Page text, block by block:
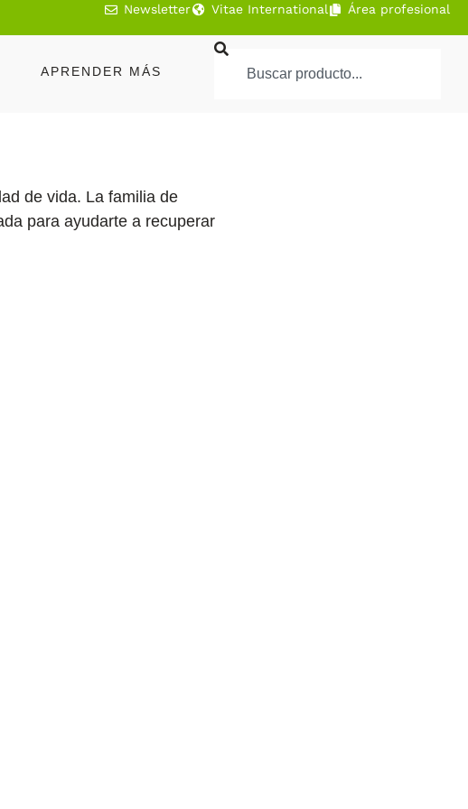
Newsletter Vitae International Área profesional
APRENDER MÁS
de vida. La familia de
para ayudarte a recuperar